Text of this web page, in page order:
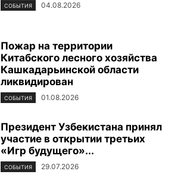
СОБЫТИЯ 04.08.2026
Пожар на территории
Китабского лесного хозяйства
Кашкадарьинской области
ликвидирован
СОБЫТИЯ 01.08.2026
Президент Узбекистана принял
участие в открытии третьих
«Игр будущего»...
СОБЫТИЯ 29.07.2026